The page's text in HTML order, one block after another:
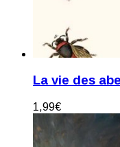
La vie des
1,99€